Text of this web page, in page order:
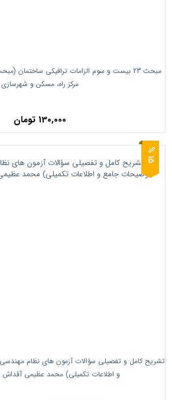
مرکز راه، مسکن و شهرسازی
130,000 تومان
تشریح کامل و تفصیلی سؤالات آزمون های نظام
و اطلاعات تکمیلی) محمد عظیمی آقداش
1
5
%